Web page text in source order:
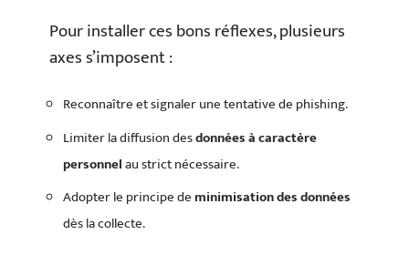
Pour installer ces bons réflexes, plusieurs
axes s’imposent :
Reconnaître et signaler une tentative de phishing.
Limiter la diffusion desdonnées à caractère
personnelau strict nécessaire.
Adopter le principe de minimisation des données
dès la collecte.